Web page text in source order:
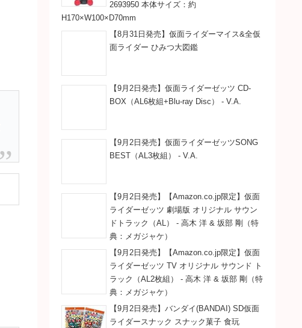
2693950 本体サイズ：約
H170×W100×D70mm
【8月31日発売】仮面ライダーマイス&全仮
面ライダー ひみつ大図鑑
【9月2日発売】仮面ライダーゼッツ CD-
BOX（AL6枚組+Blu-ray Disc） - V.A.
【9月2日発売】仮面ライダーゼッツSONG
BEST（AL3枚組） - V.A.
【9月2日発売】【Amazon.co.jp限定】仮面
ライダーゼッツ 劇場版 オリジナル サウン
ドトラック（AL） - 高木 洋 & 坂部 剛（特
典：メガジャケ）
【9月2日発売】【Amazon.co.jp限定】仮面
ライダーゼッツ TV オリジナル サウンド ト
ラック（AL2枚組） - 高木 洋 & 坂部 剛（特
典：メガジャケ）
【9月2日発売】バンダイ(BANDAI) SD仮面
ライダースナック スナック菓子 食玩